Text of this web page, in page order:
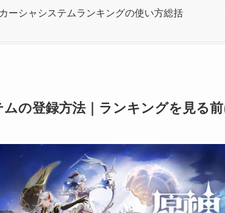
ーシャシステムランキングの使い方総括
の登録方法｜ランキングを見る